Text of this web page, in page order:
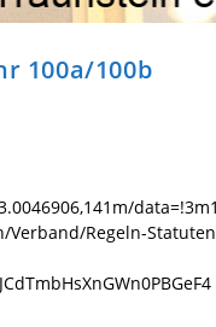
100a/100b
Regeln-